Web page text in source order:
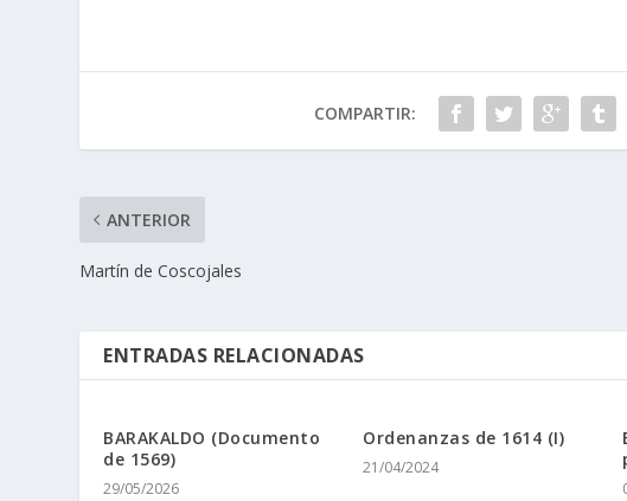
COMPARTIR:
ANTERIOR
Martí­n de Coscojales
ENTRADAS RELACIONADAS
BARAKALDO (Documento
de 1569)
29/05/2026
Ordenanzas de 1614 (I)
21/04/2024